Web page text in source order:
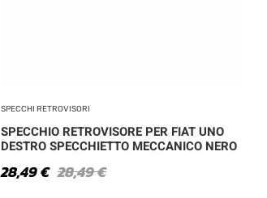
SPECCHI RETROVISORI
SPECCHIO RETROVISORE PER FIAT UNO
DESTRO SPECCHIETTO MECCANICO NERO
28,49€
28,49€